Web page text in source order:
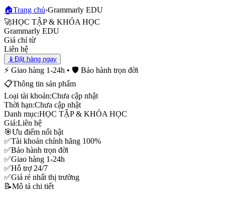
🏠Trang chủ›Grammarly EDU
🚀HỌC TẬP & KHÓA HỌC
Grammarly EDU
Giá chỉ từ
Liên hệ
📱 Đặt hàng ngay
⚡ Giao hàng 1-24h • 🛡️ Bảo hành trọn đời
📋Thông tin sản phẩm
Loại tài khoản:Chưa cập nhật
Thời hạn:Chưa cập nhật
Danh mục:HỌC TẬP & KHÓA HỌC
Giá:Liên hệ
🎯Ưu điểm nổi bật
✅Tài khoản chính hãng 100%
✅Bảo hành trọn đời
✅Giao hàng 1-24h
✅Hỗ trợ 24/7
✅Giá rẻ nhất thị trường
📝Mô tả chi tiết